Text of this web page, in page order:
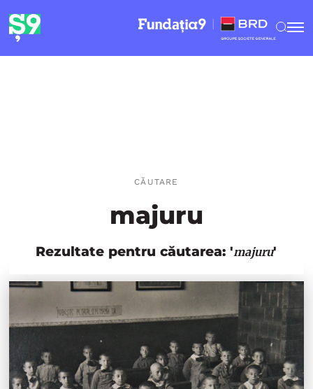
CĂUTARE
majuru
Rezultate pentru căutarea: 'majuru'